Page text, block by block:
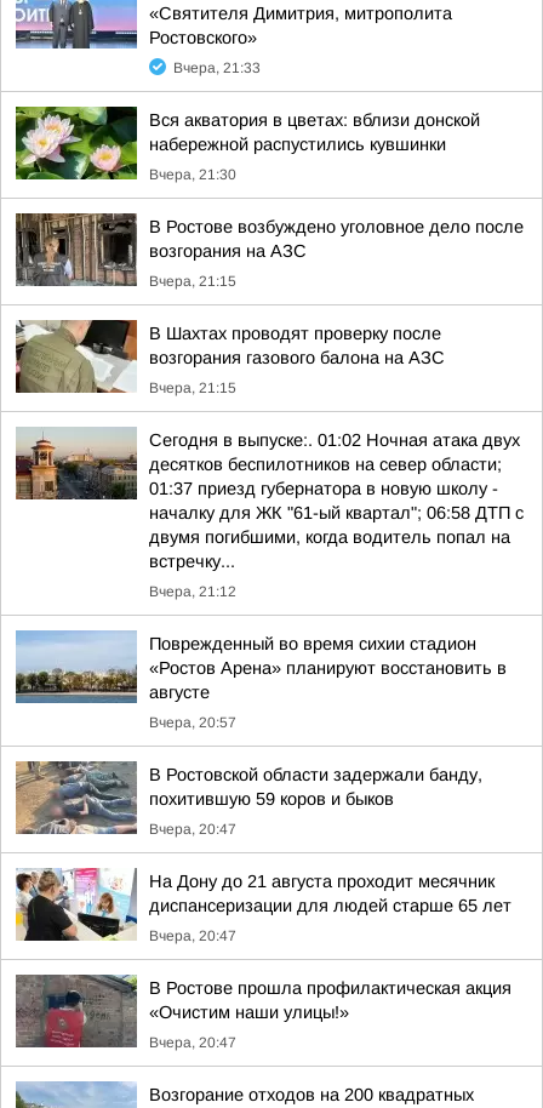
«Святителя Димитрия, митрополита
Ростовского»
Вчера, 21:33
Вся акватория в цветах: вблизи донской
набережной распустились кувшинки
Вчера, 21:30
В Ростове возбуждено уголовное дело после
возгорания на АЗС
Вчера, 21:15
В Шахтах проводят проверку после
возгорания газового балона на АЗС
Вчера, 21:15
Сегодня в выпуске:. 01:02 Ночная атака двух
десятков беспилотников на север области;
01:37 приезд губернатора в новую школу -
началку для ЖК "61-ый квартал"; 06:58 ДТП с
двумя погибшими, когда водитель попал на
встречку...
Вчера, 21:12
Поврежденный во время сихии стадион
«Ростов Арена» планируют восстановить в
августе
Вчера, 20:57
В Ростовской области задержали банду,
похитившую 59 коров и быков
Вчера, 20:47
На Дону до 21 августа проходит месячник
диспансеризации для людей старше 65 лет
Вчера, 20:47
В Ростове прошла профилактическая акция
«Очистим наши улицы!»
Вчера, 20:47
Возгорание отходов на 200 квадратных